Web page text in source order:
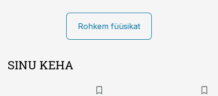
Rohkem füüsikat
SINU KEHA